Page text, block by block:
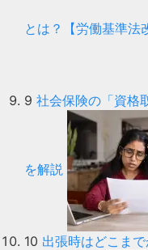
とは？【労働基準法
9 社会保険の「資格
を解説
10 出張時はどこま